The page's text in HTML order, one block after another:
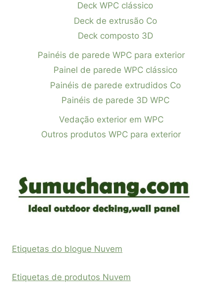
Deck WPC clássico
Deck de extrusão Co
Deck composto 3D
Painéis de parede WPC para exterior
Painel de parede WPC clássico
Painéis de parede extrudidos Co
Painéis de parede 3D WPC
Vedação exterior em WPC
Outros produtos WPC para exterior
Etiquetas do blogue Nuvem
Etiquetas de produtos Nuvem